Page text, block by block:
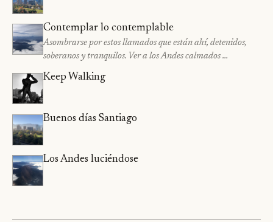
Contemplar lo contemplable
Asombrarse por estos llamados que están ahí, detenidos,
soberanos y tranquilos. Ver a los Andes calmados …
Keep Walking
Buenos días Santiago
Los Andes luciéndose